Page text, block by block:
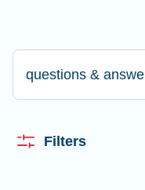
Typ hier om te zoeken
Filters